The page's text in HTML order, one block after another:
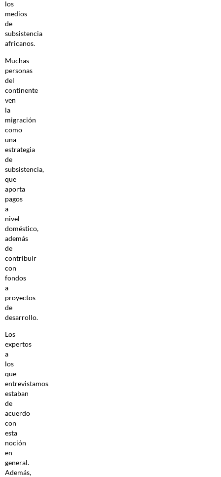
los
medios
de
subsistencia
africanos.
Muchas
personas
del
continente
ven
la
migración
como
una
estrategia
de
subsistencia,
que
aporta
pagos
a
nivel
doméstico,
además
de
contribuir
con
fondos
a
proyectos
de
desarrollo.
Los
expertos
a
los
que
entrevistamos
estaban
de
acuerdo
con
esta
noción
en
general.
Además,